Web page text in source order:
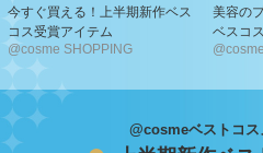
今すぐ買える！上半期新作ベス
コス受賞アイテム
@cosme SHOPPING
美容の
ベスコ
@cosmeベストコス